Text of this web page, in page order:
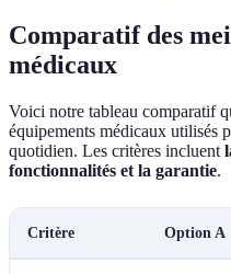
Comparatif des
médicaux
Voici notre tableau comparatif
équipements médicaux utilisés
quotidien. Les critères incluent
fonctionnalités et la garantie.
Critère Option A